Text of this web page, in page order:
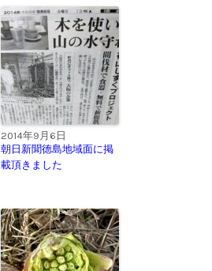
2014年9月6日
朝日新聞徳島地域面に掲
載頂きました